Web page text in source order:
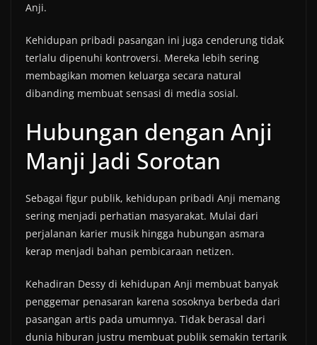
Anji.
Kehidupan pribadi pasangan ini juga cenderung tidak
terlalu dipenuhi kontroversi. Mereka lebih sering
membagikan momen keluarga secara natural
dibanding membuat sensasi di media sosial.
Hubungan dengan Anji
Manji Jadi Sorotan
Sebagai figur publik, kehidupan pribadi Anji memang
sering menjadi perhatian masyarakat. Mulai dari
perjalanan karier musik hingga hubungan asmara
kerap menjadi bahan pembicaraan netizen.
Kehadiran Dessy di kehidupan Anji membuat banyak
penggemar penasaran karena sosoknya berbeda dari
pasangan artis pada umumnya. Tidak berasal dari
dunia hiburan justru membuat publik semakin tertarik